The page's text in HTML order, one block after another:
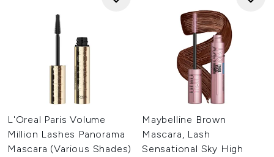
L'Oreal Paris Volume
Million Lashes Panorama
Mascara (Various Shades)
Maybelline Brown
Mascara, Lash
Sensational Sky High